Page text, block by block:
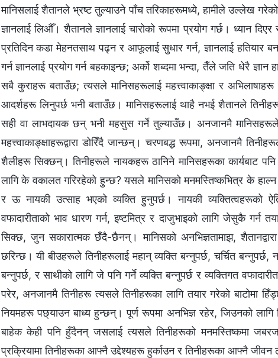
मानिसलाई शैतानले भ्रष्ट तुल्याउने पाँच तरिकाहरूमध्ये, हामीले उल्‍लेख
ज्ञानलाई लिऔँ। शैतानले ज्ञानलाई चारोको रूपमा प्रयोग गर्छ। ध्यान
प्रतिदिन कडा मेहनतसाथ पढ्न र आफूलाई सुधार गर्न, ज्ञानलाई हतियार
गर्न ज्ञानलाई प्रयोग गर्न बहकाइन्छ; अर्को शब्‍दमा भन्दा, तैँले जति धेरै
सबै कुराहरू बताउँछ; त्यसले मानिसहरूलाई महत्त्वाकाङ्क्षा र
आदर्शहरू लिनुपर्छ भनी बताउँछ। मानिसहरूलाई थाहै नभई शैतानले
सही वा लाभदायक छन् भनी महसुस गर्ने तुल्याउँछ। अनजानमै
महत्त्वाकाङ्क्षाहरूद्वारा डोरिँदै जान्छन्। चरणबद्ध रूपमा, अनजानमै
शैलीहरू सिक्छन्। तिनीहरूले नायकहरू ठानिने मानिसहरूका कार्यबाट
लागि के वकालत गरिरहेको हुन्छ? यसले मानिसको मनमस्तिष्कभित्र के
र ऊ नायकी उत्साह भएको व्यक्ति हुनुपर्छ। नायकी व्यक्तित्वहरूको
वफादारीताको भाव धारण गर्न, इष्टमित्र र दाजुभाइको लागि जेसुकै
सिक्छ, जुन सकारात्मक छँदै-छैनन्। मानिसको अनभिज्ञतामाझ,
छरिन्छ। यी बीउहरूले तिनीहरूलाई महान् व्यक्ति बन्‍नुपर्छ, चर्चित
बन्‍नुपर्छ, र साथीको लागि जे पनि गर्ने व्यक्ति बन्‍नुपर्छ र व्यक्तिगत
परेर, अनजानमै तिनीहरू त्यसले तिनीहरूका लागि तयार गरेको बाटोमा
नियमहरू पछ्याउन बाध्य हुन्छन्। पूर्ण रूपमा अनभिज्ञ रहेर, जिउनको
बाहेक केही पनि हुँदैनन् जसलाई त्यसले तिनीहरूको मनमस्तिष्कमा
प्रक्रियामा तिनीहरूका आफ्‍नै उद्देश्यहरू हुर्काउन र तिनीहरूका आफ्‍नै जीवन